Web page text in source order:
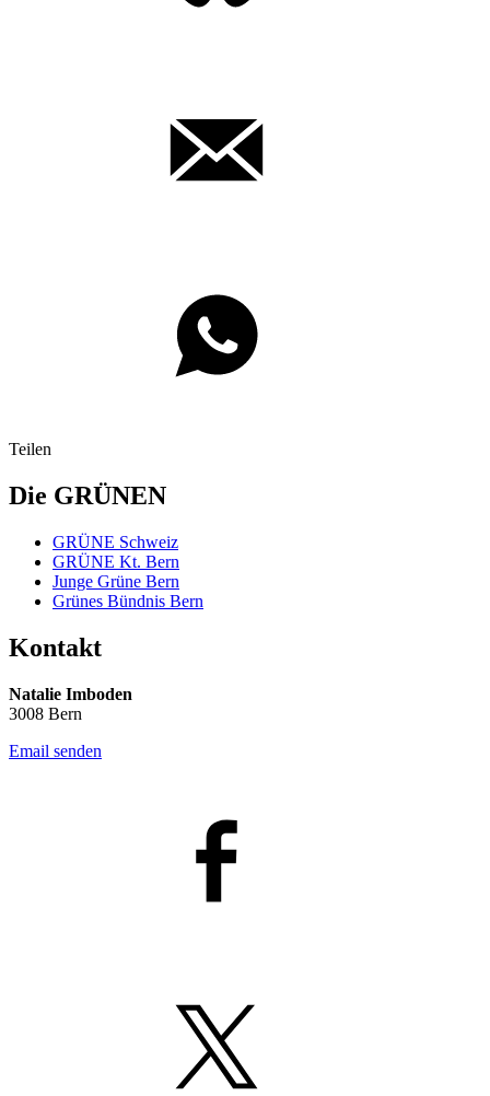
Teilen
Die GRÜNEN
GRÜNE Schweiz
GRÜNE Kt. Bern
Junge Grüne Bern
Grünes Bündnis Bern
Kontakt
Natalie Imboden
3008 Bern
Email senden